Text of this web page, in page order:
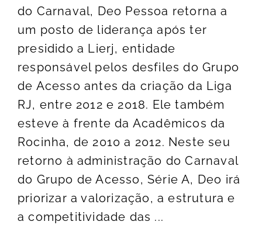
do Carnaval, Deo Pessoa retorna a
um posto de liderança após ter
presidido a Lierj, entidade
responsável pelos desfiles do Grupo
de Acesso antes da criação da Liga
RJ, entre 2012 e 2018. Ele também
esteve à frente da Acadêmicos da
Rocinha, de 2010 a 2012. Neste seu
retorno à administração do Carnaval
do Grupo de Acesso, Série A, Deo irá
priorizar a valorização, a estrutura e
a competitividade das ...